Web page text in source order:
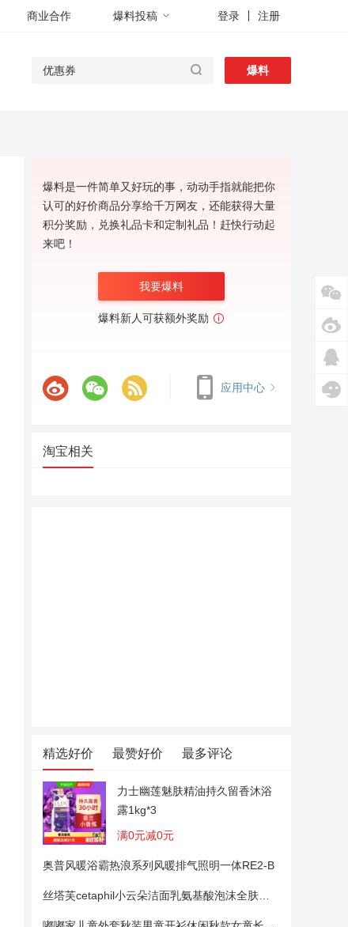
商业合作 爆料投稿 登录 注册
爆料
爆料是一件简单又好玩的事，动动手指就能把你
认可的好价商品分享给千万网友，还能获得大量
积分奖励，兑换礼品卡和定制礼品！赶快行动起
来吧！
我要爆料
爆料新人可获额外奖励
应用中心
淘宝相关
精选好价 最赞好价 最多评论
力士幽莲魅肤精油持久留香沐浴
露1kg*3
满0元减0元
奥普风暖浴霸热浪系列风暖排气照明一体RE2-B